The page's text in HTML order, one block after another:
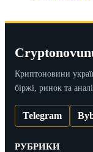
Криптоновини
біржі, ринок та
Telegram
РУБРИКИ